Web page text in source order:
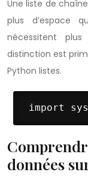
Une liste de
plus d’espace
nécessitent
distinction est
Python listes.
import
données